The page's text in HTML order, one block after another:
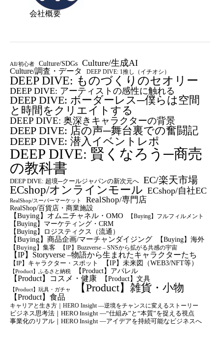
会社概要
All/初心者 Culture/SDGs Culture/生成AI
Culture/調査・データ DEEP DIVE: 1推し（イチオシ）
DEEP DIVE: ものづくりのセオリー
DEEP DIVE: アーティストの感性に触れる
DEEP DIVE: ボーダーレス─僕らは空間
と時間をクリエイトする
DEEP DIVE: 奥深きキャラクターの背景
DEEP DIVE: 店の声─舞台裏での奮闘記
DEEP DIVE: 潜入イベントレポ
DEEP DIVE: 賢くなろう─商売
の教科書
DEEP DIVE: 超境─クールジャパンの新次元へ EC/楽天市場
ECshop/オンラインモール ECshop/自社EC
RealShop/スーパーマーケット RealShop/専門店
RealShop/百貨店・商業施設
【Buying】オムニチャネル・OMO
【Buying】フルフィルメント
【Buying】マーケティング・CRM
【buying】ロジスティクス（流通）
【Buying】商品企画/マーチャンダイジング 【Buying】海外
【Buying】集客 【IP】Buzzverse – SNSから拡がる共感の宇宙
【IP】Storyverse –物語から生まれたキャラクターたち
【IP】キャラクター・スポット 【IP】未来図（WEB3/NFT等）
【Product】ふるさと納税 【Product】アパレル
【Product】コスメ・健康 【Product】文具
【Product】玩具・ガチャ 【Product】雑貨・小物
【Product】食品
キャリアと生き方｜HERO Insight —逆境をチャンスに変えるストーリー
ビジネス思考法｜HERO Insight —“仕組み”と“本質”を捉える視点
事業化のリアル｜HERO Insight —アイデアを持続可能なビジネスへ